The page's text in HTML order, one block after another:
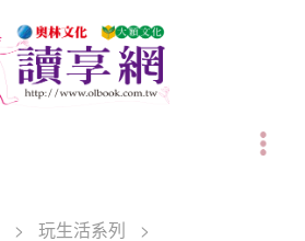
> 玩生活系列
>